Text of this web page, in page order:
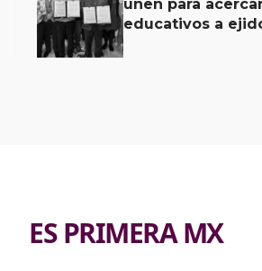
unen para
educativos a
ES PRIMERA MX